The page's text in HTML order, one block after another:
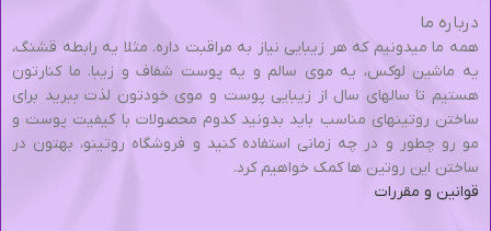
درباره ما
همه ما میدونیم که هر زیبایی نیاز به مراقبت داره. مثلا یه رابطه قشنگ،
یه ماشین لوکس، یه موی سالم و یه پوست شفاف و زیبا. ما کنارتون
هستیم تا سالهای سال از زیبایی پوست و موی خودتون لذت ببرید برای
ساختن روتینهای مناسب باید بدونید کدوم محصولات با کیفیت پوست و
مو رو چطور و در چه زمانی استفاده کنید و فروشگاه روتینو، بهتون در
ساختن این روتین ها کمک خواهیم کرد.
قوانین و مقررات